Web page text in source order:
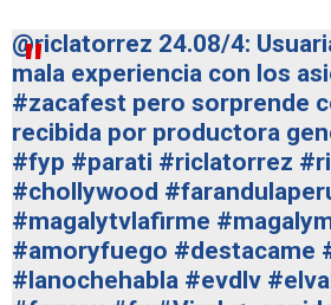
@riclatorrez 24.08/4:
mala experiencia con los
#zacafest pero sorprende
recibida por productora
#fyp #parati #riclatorrez
#chollywood
#magalytvlafirme
#amoryfuego #destacame
#lanochehabla #evdlv